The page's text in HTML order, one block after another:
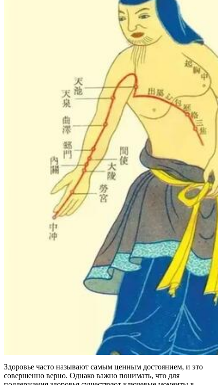
Здоровье часто называют самым ценным достоянием, и это
совершенно верно. Однако важно понимать, что для